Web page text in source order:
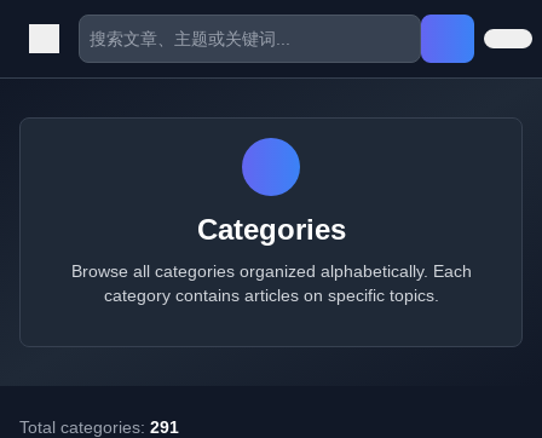
Categories
Browse all categories organized alphabetically. Each
category contains articles on specific topics.
Total categories: 291